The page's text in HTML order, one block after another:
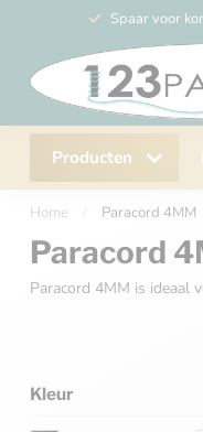
Spaar voor
Producten
Home Paracord 4MM
Paracord
Paracord 4MM is ideaal
Kleur